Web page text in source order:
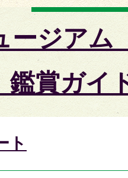
ージアム
鑑賞ガイ
ト